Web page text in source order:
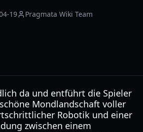
19 Pragmata Wiki Team
da und entführt die Spieler
Mondlandschaft voller
Robotik und einer
zwischen einem